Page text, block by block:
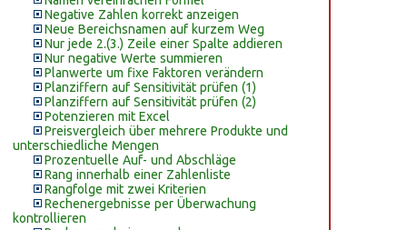
Negative Zahlen korrekt anzeigen
Neue Bereichsnamen auf kurzem Weg
Nur jede 2.(3.) Zeile einer Spalte addieren
Nur negative Werte summieren
Planwerte um fixe Faktoren verändern
Planziffern auf Sensitivität prüfen (1)
Planziffern auf Sensitivität prüfen (2)
Potenzieren mit Excel
Preisvergleich über mehrere Produkte und
unterschiedliche Mengen
Prozentuelle Auf- und Abschläge
Rang innerhalb einer Zahlenliste
Rangfolge mit zwei Kriterien
Rechenergebnisse per Überwachung
kontrollieren